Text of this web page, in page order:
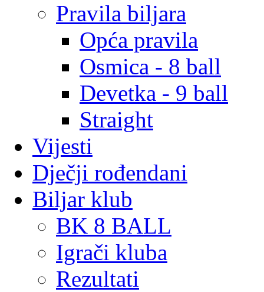
Pravila biljara
Opća pravila
Osmica - 8 ball
Devetka - 9 ball
Straight
Vijesti
Dječji rođendani
Biljar klub
BK 8 BALL
Igrači kluba
Rezultati